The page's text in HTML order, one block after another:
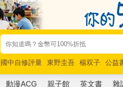
國中自修評量 東野圭吾 楊双子 公益
唯紅花綻放
奧德賽 路邊攤新作 馬斯
動漫ACG 親子館 英文書 雜